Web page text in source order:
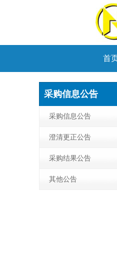
首
采购信息公告
采购信息公告
澄清更正公告
采购结果公告
其他公告